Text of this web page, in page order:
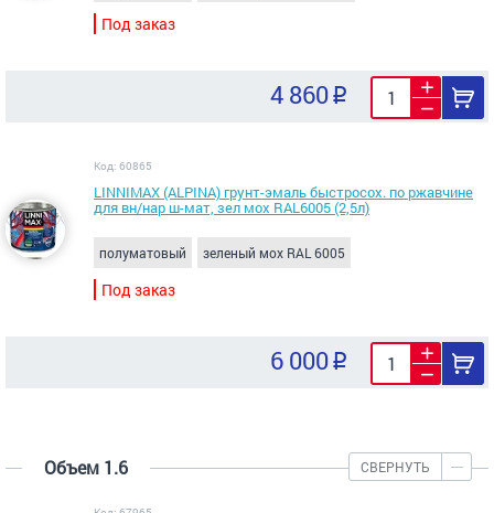
Под заказ
4 860
Код: 60865
LINNIMAX (ALPINA) грунт-эмаль быстросох. по ржавчине
для вн/нар ш-мат, зел мох RAL6005 (2,5л)
полуматовый зеленый мох RAL 6005
Под заказ
6 000
Объем 1.6 СВЕРНУТЬ